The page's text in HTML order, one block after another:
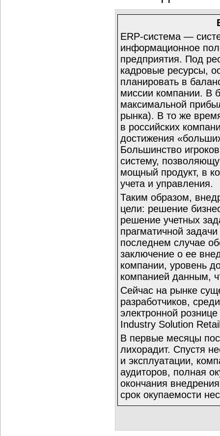
ERP-система —
информационное
предприятия. Под
кадровые ресурсы,
планировать в
миссии компании. В
максимальной
рынка). В то же
в российских
достижения
Большинство
систему,
мощный продукт, в
учета и управления.
Таким образом,
цели: решение
решение учетных
прагматичной
последнем случае
заключение о ее
компании, уровень
компанией данным,
Сейчас на рынке
разработчиков,
электронной
Industry Solution
В первые месяцы
лихорадит. Спустя
и эксплуатации,
аудиторов, полная
окончания
срок окупаемости